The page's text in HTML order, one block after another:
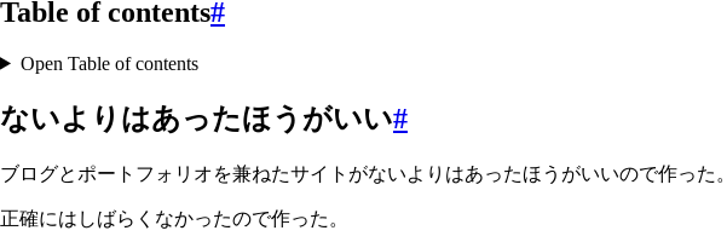
Table of contents#
Open Table of contents
ないよりはあったほうがいい#
ブログとポートフォリオを兼ねたサイトがないよりはあったほうがいいので作った。
正確にはしばらくなかったので作った。